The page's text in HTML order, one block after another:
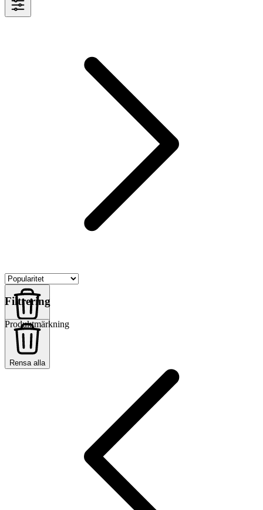
Rensa alla
Filtrering
Rensa alla
Produktmärkning